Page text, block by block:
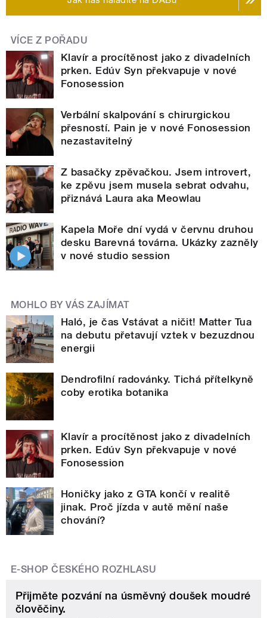
VÍCE Z POŘADU
Klavír a procítěnost jako z divadelních
prken. Edúv Syn překvapuje v nové
Fonosession
Verbální skalpování s chirurgickou
přesností. Pain je v nové Fonosession
nezastavitelný
Z basačky zpěvačkou. Jsem introvert,
ke zpěvu jsem musela sebrat odvahu,
přiznává Laura aka Meowlau
Kapela Moře dní vydá v červnu druhou
desku Barevná továrna. Ukázky zazněly
v nové studio session
MOHLO BY VÁS ZAJÍMAT
Haló, je čas Vstávat a ničit! Matter Tua
na debutu přetavují vztek v bezuzdnou
energii
Dendrofilní radovánky. Tichá přítelkyně
coby erotika botanika
Klavír a procítěnost jako z divadelních
prken. Edúv Syn překvapuje v nové
Fonosession
Honičky jako z GTA končí v realitě
jinak. Proč jízda v autě mění naše
chování?
E-SHOP ČESKÉHO ROZHLASU
Přijměte pozvání na úsměvný doušek moudré
člověčiny.